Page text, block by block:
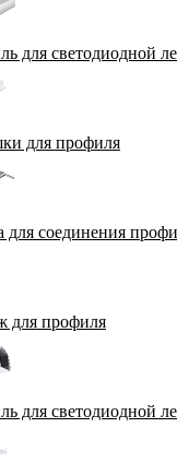
для светодиодной
для профиля
для соединения
для профиля
для светодиодной